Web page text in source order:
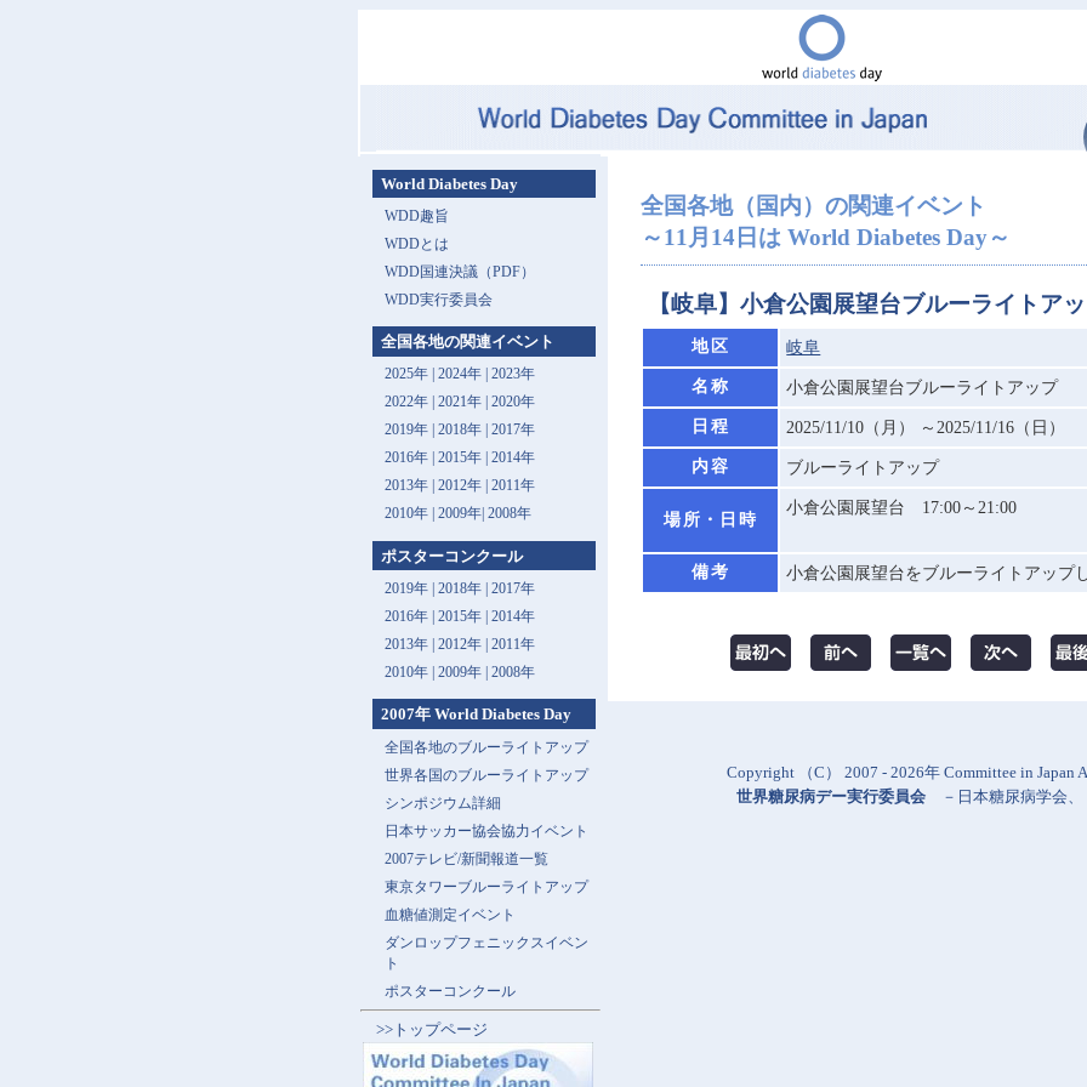
全国各地（国内）の関連イベント
～11月14日は World Diabetes Day～
【岐阜】小倉公園展望台ブルーライトア
地区 岐阜
名称 小倉公園展望台ブルーライトアップ
日程 2025/11/10（月） ～2025/11/16（日）
内容 ブルーライトアップ
場所・日時
小倉公園展望台 17:00～21:00
備考 小倉公園展望台をブルーライトアップ
World Diabetes Day
WDD趣旨
WDDとは
WDD国連決議（PDF）
WDD実行委員会
全国各地の関連イベント
2025年| 2024年| 2023年
2022年| 2021年| 2020年
2019年| 2018年| 2017年
2016年| 2015年| 2014年
2013年 | 2012年| 2011年
2010年| 2009年| 2008年
ポスターコンクール
2019年 | 2018年 | 2017年
2016年 | 2015年 | 2014年
2013年 | 2012年 | 2011年
2010年 | 2009年 | 2008年
2007年 World Diabetes Day
全国各地のブルーライトアップ
世界各国のブルーライトアップ
シンポジウム詳細
日本サッカー協会協力イベント
2007テレビ/新聞報道一覧
東京タワーブルーライトアップ
血糖値測定イベント
ダンロップフェニックスイベン
ト
ポスターコンクール
>>トップページ
Copyright （C） 2007 - 2026年 Committee in Japan
世界糖尿病デー実行委員会 － 日本糖尿病学会、